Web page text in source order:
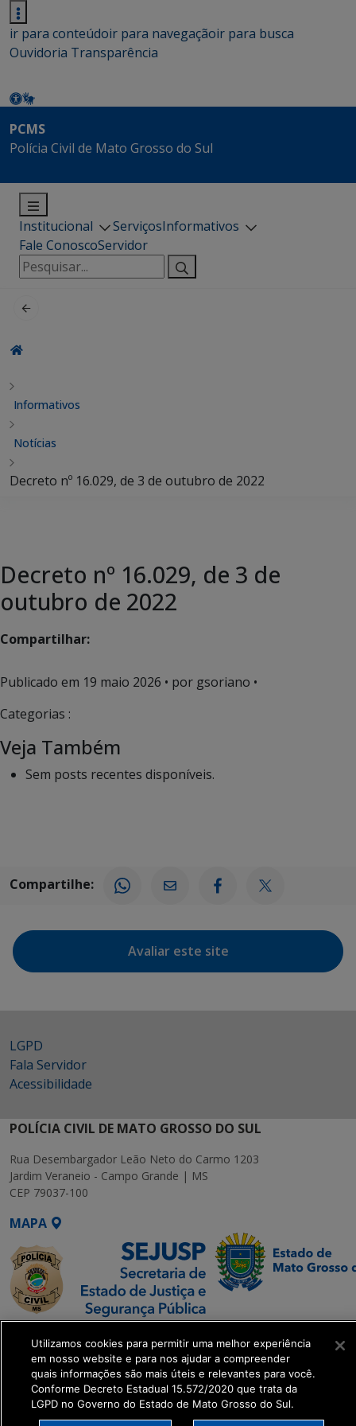
ir para conteúdoir para navegaçãoir para busca
Ouvidoria Transparência
PCMS
Polícia Civil de Mato Grosso do Sul
Institucional ServiçosInformativos
Fale ConoscoServidor
Pesquisar
por:
Informativos
Notícias
Decreto nº 16.029, de 3 de outubro de 2022
Decreto nº 16.029, de 3 de
outubro de 2022
Compartilhar:
Publicado em 19 maio 2026 • por gsoriano •
Categorias :
Veja Também
Sem posts recentes disponíveis.
Compartilhe:
Avaliar este site
LGPD
Fala Servidor
Acessibilidade
POLÍCIA CIVIL DE MATO GROSSO DO SUL
Rua Desembargador Leão Neto do Carmo 1203
Jardim Veraneio - Campo Grande | MS
CEP 79037-100
MAPA
SETDIG | Secretaria-
Executiva de
Transformação Digital
get_footer();
Utilizamos cookies para permitir uma melhor experiência
em nosso website e para nos ajudar a compreender
quais informações são mais úteis e relevantes para você.
Conforme Decreto Estadual 15.572/2020 que trata da
LGPD no Governo do Estado de Mato Grosso do Sul.